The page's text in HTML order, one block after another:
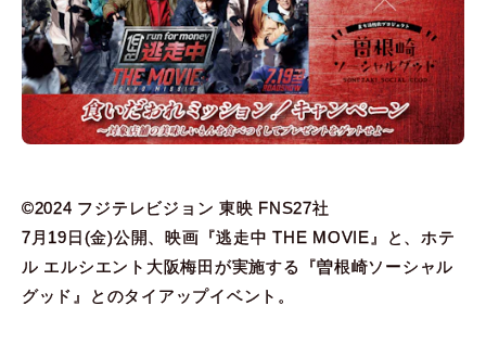
©2024 フジテレビジョン 東映 FNS27社
7月19日(金)公開、映画『逃走中 THE MOVIE』と、ホテ
ル エルシエント大阪梅田が実施する『曽根崎ソーシャル
グッド』とのタイアップイベント。